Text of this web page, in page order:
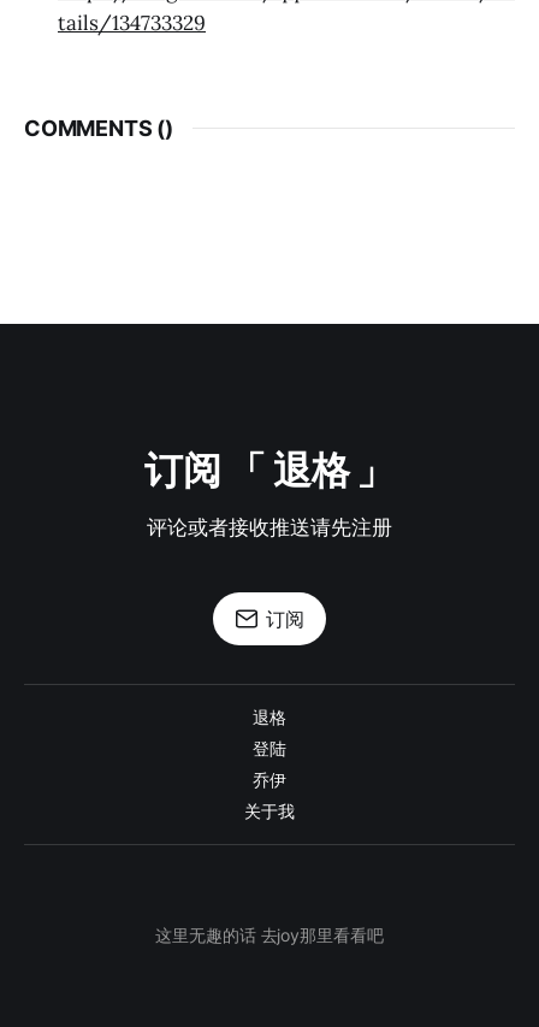
tails/134733329
COMMENTS ()
订阅 「 退格 」
评论或者接收推送请先注册
订阅
退格
登陆
乔伊
关于我
这里无趣的话 去joy那里看看吧